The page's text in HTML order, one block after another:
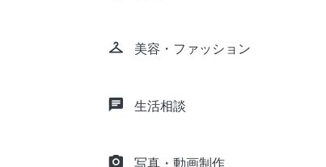
checkroom 美容・ファッション
chat 生活相談
camera_alt 写真・動画制作